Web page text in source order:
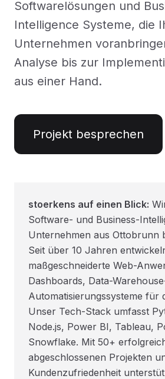
Softwarelösungen und
Intelligence Systeme, die
Unternehmen
Analyse bis zur
aus einer Hand.
Projekt besprechen
stoerkens auf einen Blick:
Software- und Business-
Unternehmen aus Ottobrunn
Seit über 10 Jahren
maßgeschneiderte Web-
Dashboards, Data-
Automatisierungssysteme für
Unser Tech-Stack umfasst
Node.js, Power BI, Tableau,
Snowflake. Mit 50+
abgeschlossenen Projekten
Kundenzufriedenheit